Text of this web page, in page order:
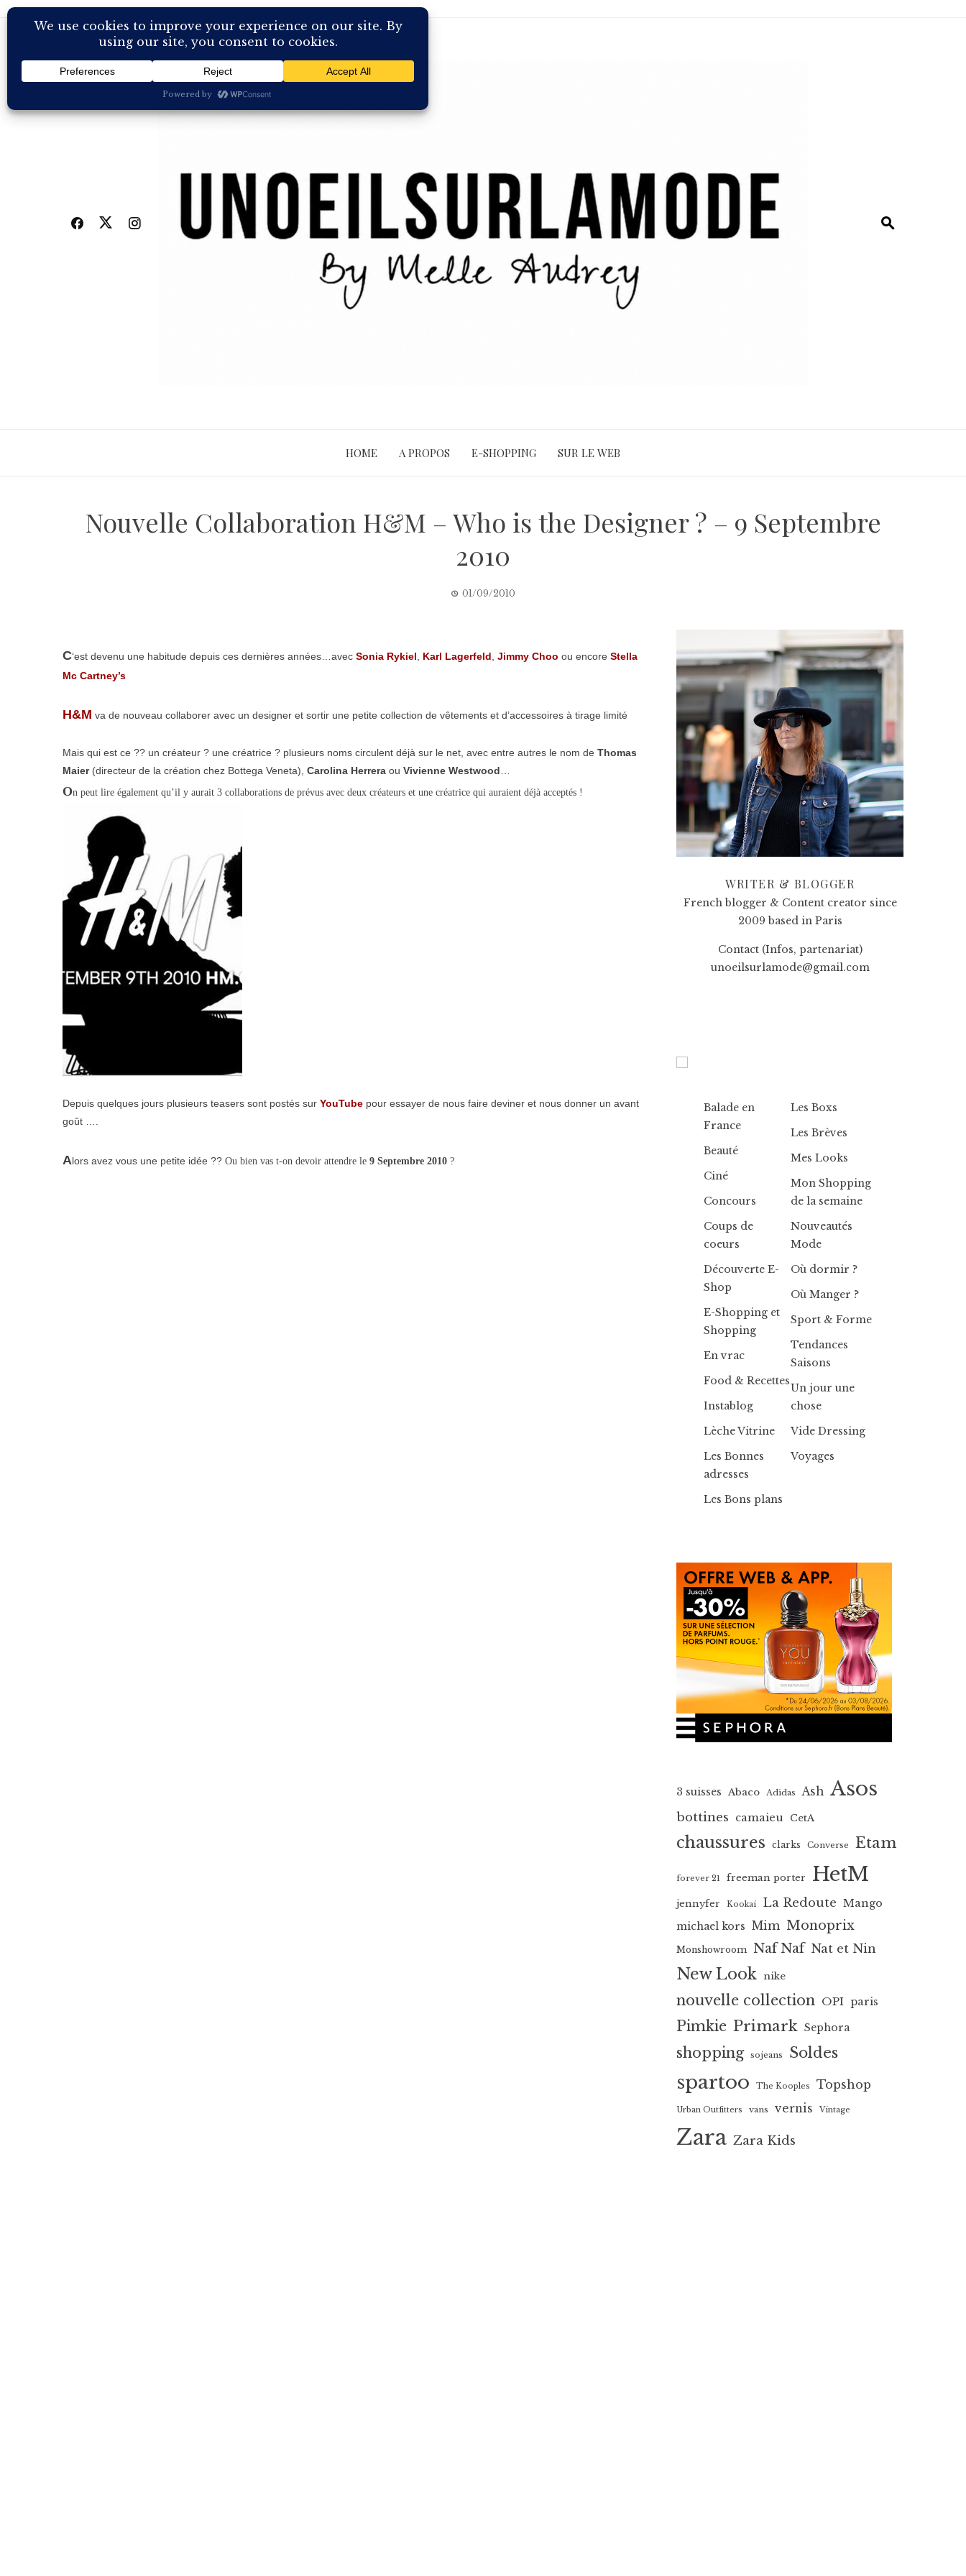
Skip
HOME A PROPOS E-SHOPPING SUR LE WEB
Nouvelle Collaboration H&M – Who is the Designer ? – 9 Septembre
2010
01/09/2010
C‘est devenu une habitude depuis ces dernières années…avec Sonia Rykiel, Karl Lagerfeld, Jimmy Choo ou encore Stella
Mc Cartney’s
H&M va de nouveau collaborer avec un designer et sortir une petite collection de vêtements et d’accessoires à tirage limité
Mais qui est ce ?? un créateur ? une créatrice ? plusieurs noms circulent déjà sur le net, avec entre autres le nom de Thomas
Maier(directeur de la création chez Bottega Veneta), Carolina Herrera ou Vivienne Westwood…
On peut lire également qu’il y aurait 3 collaborations de prévus avec deux créateurs et une créatrice qui auraient déjà acceptés !
Depuis quelques jours plusieurs teasers sont postés sur YouTube pour essayer de nous faire deviner et nous donner un avant
goût ….
Alors avez vous une petite idée ?? Ou bien vas t-on devoir attendre le 9 Septembre 2010 ?
WRITER & BLOGGER
French blogger & Content creator since
2009 based in Paris
Contact (Infos, partenariat)
unoeilsurlamode@gmail.com
Balade en
France
Beauté
Ciné
Concours
Coups de
coeurs
Découverte E-
Shop
E-Shopping et
Shopping
En vrac
Food & Recettes
Instablog
Lèche Vitrine
Les Bonnes
adresses
Les Bons plans
Les Boxs
Les Brèves
Mes Looks
Mon Shopping
de la semaine
Nouveautés
Mode
Où dormir ?
Où Manger ?
Sport & Forme
Tendances
Saisons
Un jour une
chose
Vide Dressing
Voyages
3 suisses Abaco Adidas Ash Asos
bottines camaieu CetA
chaussures clarks Converse Etam
forever 21 freeman porter HetM
jennyfer Kookai La Redoute Mango
michael kors Mim Monoprix
Monshowroom Naf Naf Nat et Nin
New Look nike
nouvelle collection OPI paris
Pimkie Primark Sephora
shopping sojeans Soldes
spartoo The Kooples Topshop
Urban Outfitters vans vernis Vintage
Zara Zara Kids